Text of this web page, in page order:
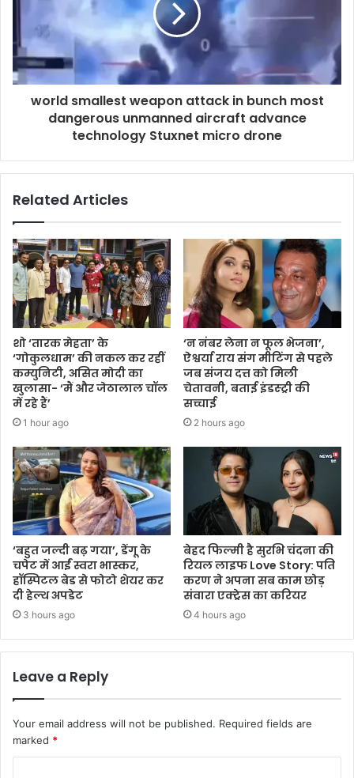
world smallest weapon attack in bunch most
dangerous unmanned aircraft advance
technology Stuxnet micro drone
Related Articles
शो ‘तारक मेहता’ के
‘गोकुलधाम’ की नकल कर रहीं
कम्युनिटी, असित मोदी का
खुलासा- ‘मैं और जेठालाल चॉल
में रहे हैं’
1 hour ago
‘न नंबर लेना न फूल भेजना’,
ऐश्वर्या राय संग मीटिंग से पहले
जब संजय दत्त को मिली
चेतावनी, बताई इंडस्ट्री की
सच्चाई
2 hours ago
‘बहुत जल्दी बढ़ गया’, डेंगू के
चपेट में आईं स्वरा भास्कर,
हॉस्पिटल बेड से फोटो शेयर कर
दी हेल्थ अपडेट
3 hours ago
बेहद फिल्मी है सुरभि चंदना की
रियल लाइफ Love Story: पति
करण ने अपना सब काम छोड़
संवारा एक्ट्रेस का करियर
4 hours ago
Leave a Reply
Your email address will not be published. Required fields are
marked *